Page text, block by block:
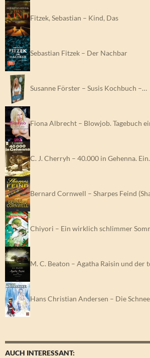
Fitzek, Sebastian – Kind, Das
Sebastian Fitzek – Der Nachbar
Susanne Förster – Susis Kochbuch –…
Fiona Albrecht – Blowjob. Tagebuch
C. J. Cherryh – 40.000 in Gehenna.
Bernard Cornwell – Sharpes Feind
Chiyori – Ein wirklich schlimmer
M. C. Beaton – Agatha Raisin und der
Hans Christian Andersen – Die
AUCH INTERESSANT: